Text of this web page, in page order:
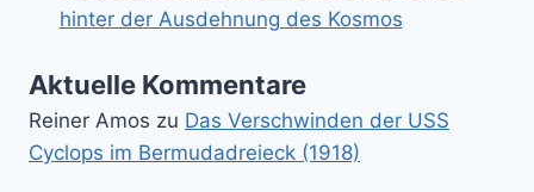
hinter der Ausdehnung des Kosmos
Aktuelle Kommentare
Reiner Amos zu Das Verschwinden der USS
Cyclops im Bermudadreieck (1918)